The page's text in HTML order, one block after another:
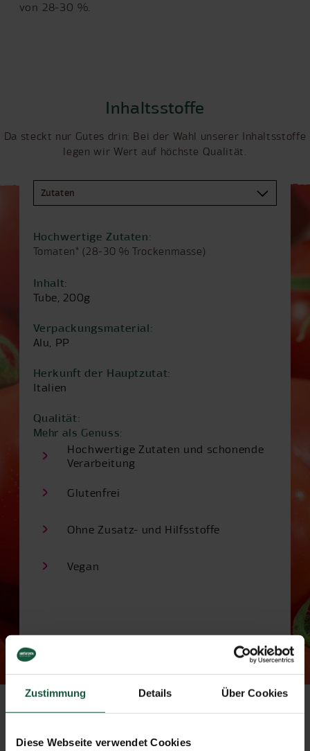
Zustimmung Details Über Cookies
Diese Webseite verwendet Cookies
von 28-30 %.
Inhaltsstoffe
Da steckt nur Gutes drin: Bei der Wahl unserer Inhaltsstoffe
legen wir Wert auf höchste Qualität.
Hochwertige Zutaten:
Tomaten* (28-30 % Trockenmasse)
Inhalt:
Tube, 200g
Verpackungsmaterial:
Alu, PP
Herkunft der Hauptzutat:
Italien
Qualität:
Mehr als Genuss:
Hochwertige Zutaten und schonende
Verarbeitung
Glutenfrei
Ohne Zusatz- und Hilfsstoffe
Vegan